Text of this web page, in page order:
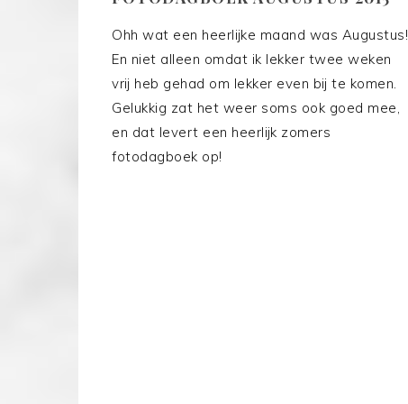
Ohh wat een heerlijke maand was Augustus!
En niet alleen omdat ik lekker twee weken
vrij heb gehad om lekker even bij te komen.
Gelukkig zat het weer soms ook goed mee,
en dat levert een heerlijk zomers
fotodagboek op!